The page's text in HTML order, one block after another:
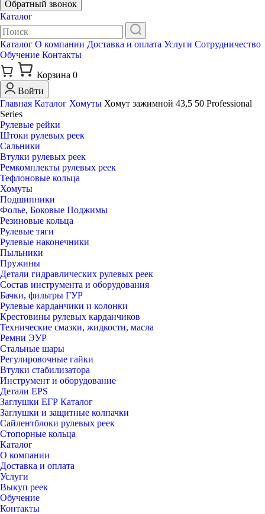
Обратный звонок
Каталог
Каталог О компании Доставка и оплата Услуги Сотрудничество
Обучение Контакты
Корзина 0
Войти
Главная Каталог Хомуты Хомут зажимной 43,5 50 Professional
Series
Рулевые рейки
Штоки рулевых реек
Сальники
Втулки рулевых реек
Ремкомплекты рулевых реек
Тефлоновые кольца
Хомуты
Подшипники
Фолье, Боковые Поджимы
Резиновые кольца
Рулевые тяги
Рулевые наконечники
Пыльники
Пружины
Детали гидравлических рулевых реек
Состав инструмента и оборудования
Бачки, фильтры ГУР
Рулевые карданчики и колонки
Крестовины рулевых карданчиков
Технические смазки, жидкости, масла
Ремни ЭУР
Стальные шары
Регулировочные гайки
Втулки стабилизатора
Инструмент и оборудование
Детали EPS
Заглушки ЕГР Каталог
Заглушки и защитные колпачки
Сайлентблоки рулевых реек
Стопорные кольца
Каталог
О компании
Доставка и оплата
Услуги
Выкуп реек
Обучение
Контакты